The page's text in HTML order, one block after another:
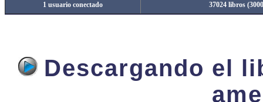
1 usuario conectado 37024 libros
Descargando el